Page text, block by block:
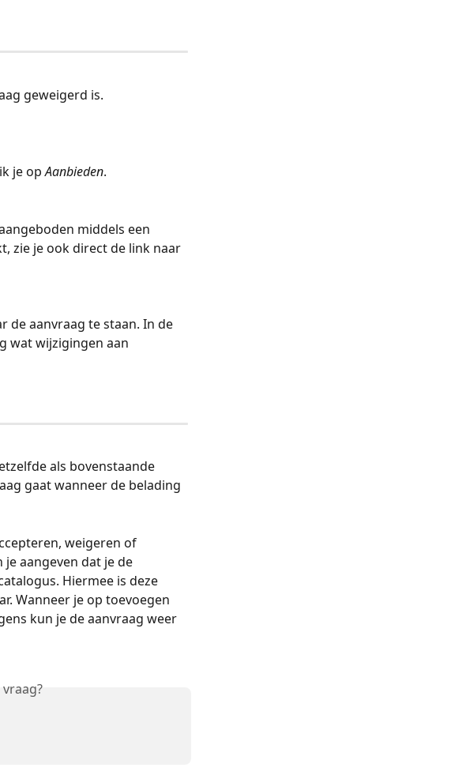
geweigerd is.
je op Aanbieden.
middels een
zie je ook direct de link naar
de aanvraag te staan. In de
wat wijzigingen aan
als bovenstaande
gaat wanneer de belading
weigeren of
aangeven dat je de
Hiermee is deze
Wanneer je op toevoegen
kun je de aanvraag weer